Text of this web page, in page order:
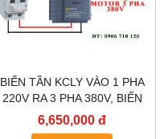
BIẾN TẦN KCLY VÀO 1 PHA
220V RA 3 PHA 380V, BIẾN
TẦN KCLY KOC600-
7R5GT3-B
6,650,000 đ